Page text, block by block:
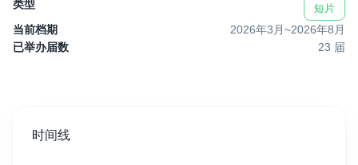
类型 短片
当前档期 2026年3月~2026年8月
已举办届数
23 届
时间线